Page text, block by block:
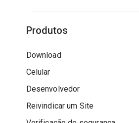
Produtos
Download
Celular
Desenvolvedor
Reivindicar um Site